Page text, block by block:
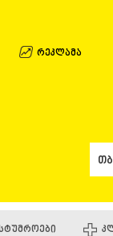
რეკლამა